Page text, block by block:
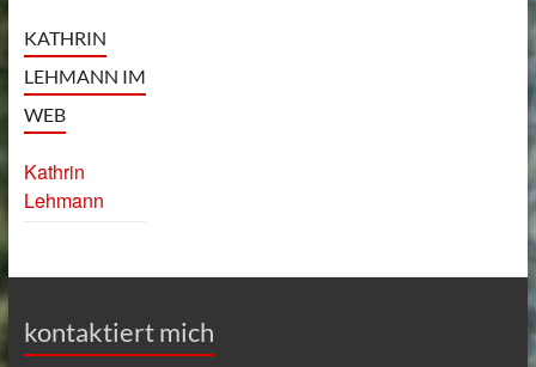
KATHRIN
LEHMANN IM
WEB
Kathrin
Lehmann
kontaktiert mich